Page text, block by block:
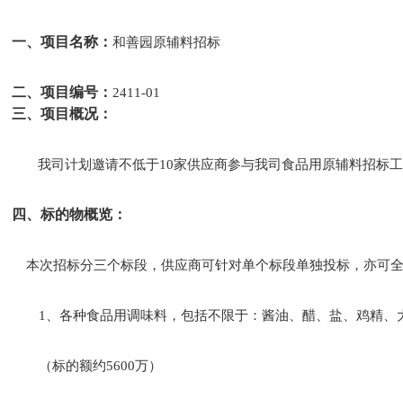
一、项目名称： 和善园原辅料招标
二、项目编号： 2411-01
三、项目概况：
我司计划邀请不低于10家供应商参与我司食品用原辅料招标
四、标的物概览：
本次招标分三个标段，供应商可针对单个标段单独投标，亦可
1、各种食品用调味料，包括不限于：酱油、醋、盐、鸡精、
（标的额约5600万）